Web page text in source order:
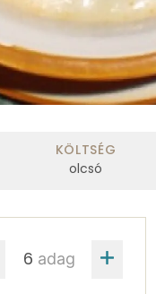
KÖLTSÉG
olcsó
adag